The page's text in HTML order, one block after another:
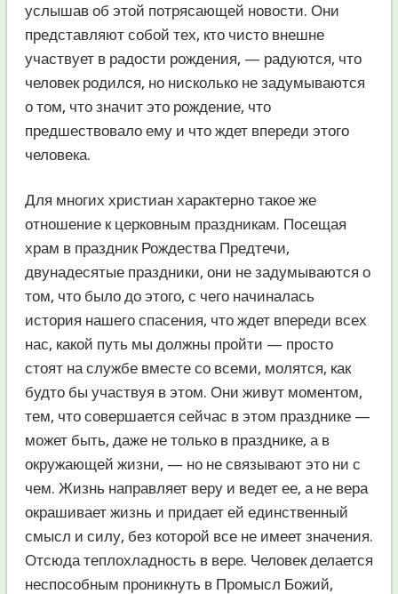
услышав об этой потрясающей новости. Они
представляют собой тех, кто чисто внешне
участвует в радости рождения, — радуются, что
человек родился, но нисколько не задумываются
о том, что значит это рождение, что
предшествовало ему и что ждет впереди этого
человека.
Для многих христиан характерно такое же
отношение к церковным праздникам. Посещая
храм в праздник Рождества Предтечи,
двунадесятые праздники, они не задумываются о
том, что было до этого, с чего начиналась
история нашего спасения, что ждет впереди всех
нас, какой путь мы должны пройти — просто
стоят на службе вместе со всеми, молятся, как
будто бы участвуя в этом. Они живут моментом,
тем, что совершается сейчас в этом празднике —
может быть, даже не только в празднике, а в
окружающей жизни, — но не связывают это ни с
чем. Жизнь направляет веру и ведет ее, а не вера
окрашивает жизнь и придает ей единственный
смысл и силу, без которой все не имеет значения.
Отсюда теплохладность в вере. Человек делается
неспособным проникнуть в Промысл Божий,